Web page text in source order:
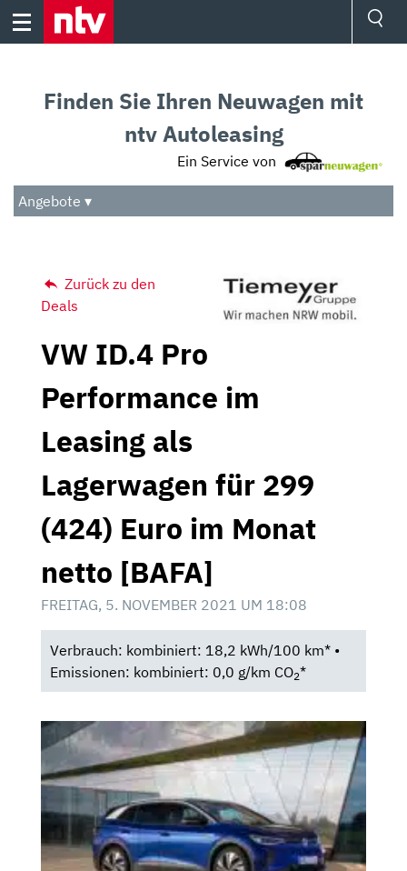
Skip
Audio
Das Beste
Finden Sie Ihren Neuwagen mit
ntv Autoleasing
Ein Service von
Angebote ▾
Zurück zu den
Deals
VW ID.4 Pro
Performance im
Leasing als
Lagerwagen für 299
(424) Euro im Monat
netto [BAFA]
FREITAG, 5. NOVEMBER 2021 UM 18:08
Verbrauch: kombiniert: 18,2 kWh/100 km* •
Emissionen: kombiniert: 0,0 g/km CO2*